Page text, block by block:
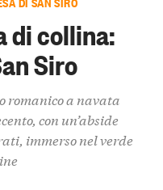
di collina:
Siro
romanico a navata
con un’abside
immerso nel verde